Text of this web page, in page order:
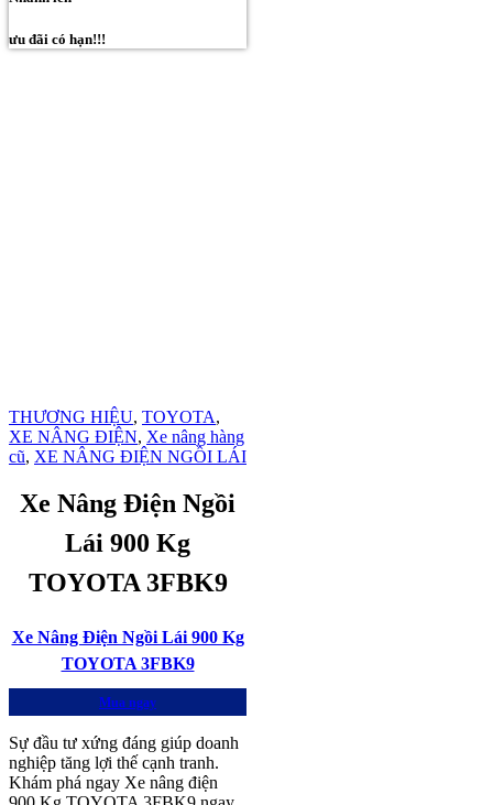
ưu đãi có hạn!!!
THƯƠNG HIỆU, TOYOTA,
XE NÂNG ĐIỆN, Xe nâng hàng
cũ, XE NÂNG ĐIỆN NGỒI LÁI
Xe Nâng Điện Ngồi
Lái 900 Kg
TOYOTA 3FBK9
Xe Nâng Điện Ngồi Lái 900 Kg
TOYOTA 3FBK9
Mua ngay
Sự đầu tư xứng đáng giúp doanh
nghiệp tăng lợi thế cạnh tranh.
Khám phá ngay Xe nâng điện